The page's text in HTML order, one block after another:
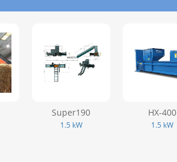
Super190
1.5 kW
HX-400
1.5 kW